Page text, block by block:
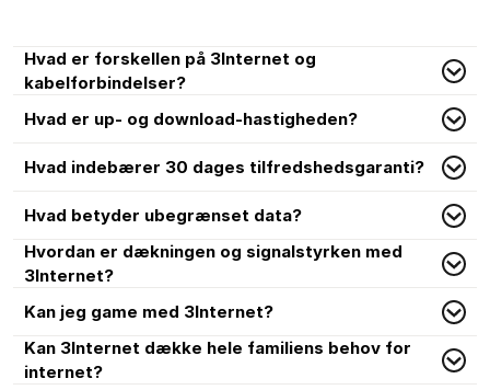
Hvad er forskellen på 3Internet og
kabelforbindelser?
Hvad er up- og download-hastigheden?
Hvad indebærer 30 dages tilfredshedsgaranti?
Hvad betyder ubegrænset data?
Hvordan er dækningen og signalstyrken med
3Internet?
Kan jeg game med 3Internet?
Kan 3Internet dække hele familiens behov for
internet?